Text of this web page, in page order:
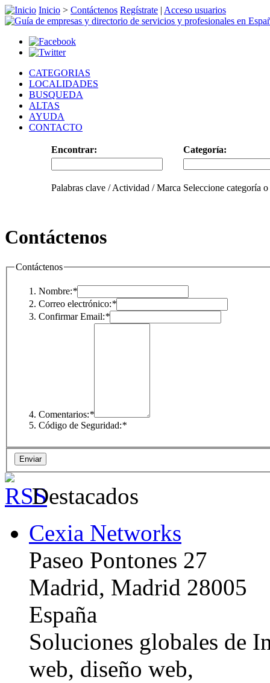
Inicio > Contáctenos Regístrate | Acceso usuarios
CATEGORIAS
LOCALIDADES
BUSQUEDA
ALTAS
AYUDA
CONTACTO
Encontrar: Categoría:
Palabras clave / Actividad / Marca Seleccione categoría
Contáctenos
Contáctenos
Nombre:*
Correo electrónico:*
Confirmar Email:*
Comentarios:*
Código de Seguridad:*
Destacados
Cexia Networks
Paseo Pontones 27
Madrid, Madrid 28005
España
Soluciones globales de
web, diseño web,